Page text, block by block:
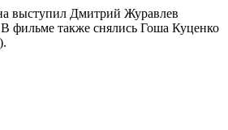
выступил Дмитрий Журавлев
фильме также снялись Гоша Куценко